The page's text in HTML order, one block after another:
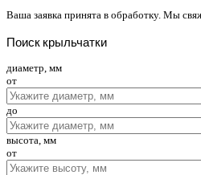
Ваша заявка принята в обработку. Мы
Поиск крыльчатки
диаметр, мм
от
до
высота, мм
от